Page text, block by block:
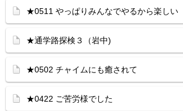
★0511 やっぱりみんなでやるから楽しい
★通学路探検３（岩中)
★0502 チャイムにも癒されて
★0422 ご苦労様でした